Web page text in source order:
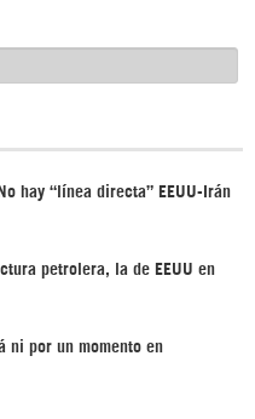
hay “línea directa” EEUU-Irán
petrolera, la de EEUU en
ni por un momento en